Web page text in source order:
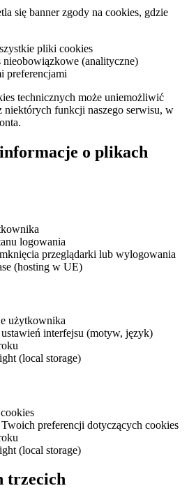
się banner zgody na cookies, gdzie
pliki cookies
nieobowiązkowe (analityczne)
preferencjami
technicznych może uniemożliwić
niektórych funkcji naszego serwisu, w
informacje o plikach
logowania
przeglądarki lub wylogowania
(hosting w UE)
użytkownika
ustawień interfejsu (motyw, język)
(local storage)
Twoich preferencji dotyczących cookies
(local storage)
trzecich